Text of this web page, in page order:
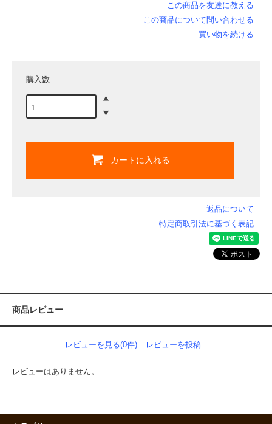
この商品を友達に教える
この商品について問い合わせる
買い物を続ける
購入数
カートに入れる
返品について
特定商取引法に基づく表記
商品レビュー
レビューを見る(0件) レビューを投稿
レビューはありません。